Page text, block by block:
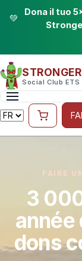
💚
Dona il tuo
Social Club ETS
FAIRE
3
année
dons